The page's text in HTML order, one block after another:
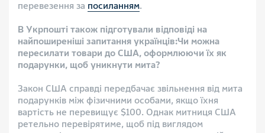
перевезення за посиланням.
В Укрпошті також підготували відповіді на
найпоширеніші запитання українців:Чи можна
пересилати товари до США, оформлюючи їх як
подарунки, щоб уникнути мита?
Закон США справді передбачає звільнення від мита
подарунків між фізичними особами, якщо їхня
вартість не перевищує $100. Однак митниця США
ретельно перевірятиме, щоб під виглядом